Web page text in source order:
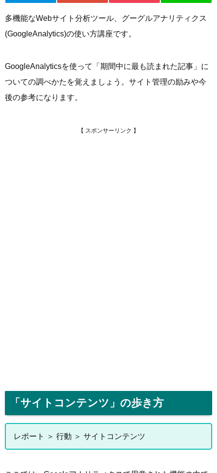
多機能なWebサイト分析ツール、グーグルアナリティクス
(GoogleAnalytics)の使い方講座です。
GoogleAnalyticsを使って「期間中に最も読まれた記事」に
ついての調べかたを覚えましょう。サイト管理の励みや今
後の参考になります。
「サイトコンテンツ」の歩き方
レポート ＞ 行動 ＞ サイトコンテンツ